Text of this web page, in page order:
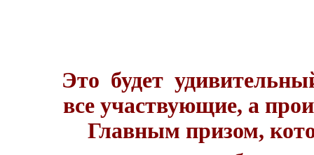
Это будет
все участвующие, а
Главным призом,